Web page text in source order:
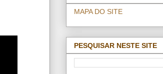
MAPA DO SITE
PESQUISAR NESTE SITE